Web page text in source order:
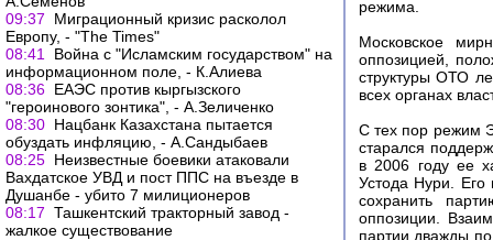
09:37
Миграционный кризис расколол
Европу, - "The Times"
08:41
Война с "Исламским государством" на
информационном поле, - К.Алиева
08:36 ЕАЭС против кыргызского
"героинового зонтика", - А.Зеличенко
08:30 Нацбанк Казахстана пытается
обуздать инфляцию, - А.Сандыбаев
08:25 Неизвестные боевики атаковали
Вахдатское УВД и пост ППС на въезде в
Душанбе - убито 7 милиционеров
08:17 Ташкентский тракторный завод -
жалкое существование
режима.
Московское
оппозицией,
структуры ОТО
всех органах
С тех пор режим
старался
в 2006 году ее
Устода Нури. Его
сохранить
оппозиции.
партии дважды